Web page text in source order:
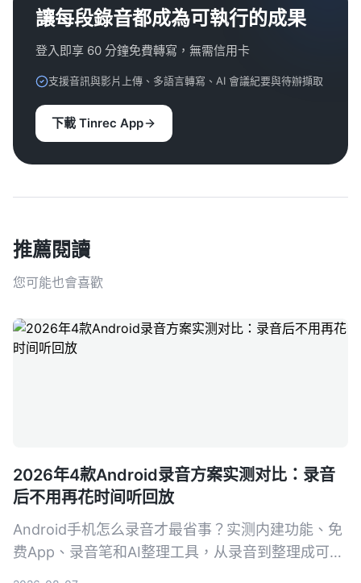
讓每段錄音都成為可執行的成果
登入即享 60 分鐘免費轉寫，無需信用卡
支援音訊與影片上傳、多語言轉寫、AI 會議紀要與待辦擷取
下載 Tinrec App
推薦閱讀
您可能也會喜歡
2026年4款Android录音方案实测对比：录音
后不用再花时间听回放
Android手机怎么录音才最省事？实测内建功能、免
费App、录音笔和AI整理工具，从录音到整理成可行